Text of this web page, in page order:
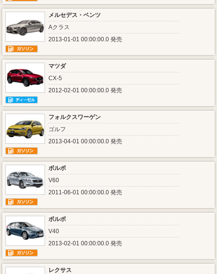
メルセデス・ベンツ
Aクラス
2013-01-01 00:00:00.0 発売
マツダ
CX-5
2012-02-01 00:00:00.0 発売
フォルクスワーゲン
ゴルフ
2013-04-01 00:00:00.0 発売
ボルボ
V60
2011-06-01 00:00:00.0 発売
ボルボ
V40
2013-02-01 00:00:00.0 発売
レクサス